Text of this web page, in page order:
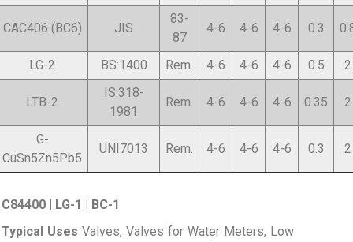
CAC406 (BC6) JIS
83-
87
4-6 4-6 4-6 0.3
LG-2 BS:1400 Rem. 4-6 4-6 4-6 0.5 2
LTB-2
IS:318-
1981
Rem. 4-6 4-6 4-6 0.35 2
G-
CuSn5Zn5Pb5
UNI7013 Rem. 4-6 4-6 4-6 0.3 2
C84400 | LG-1 | BC-1
Typical Uses Valves, Valves for Water Meters, Low